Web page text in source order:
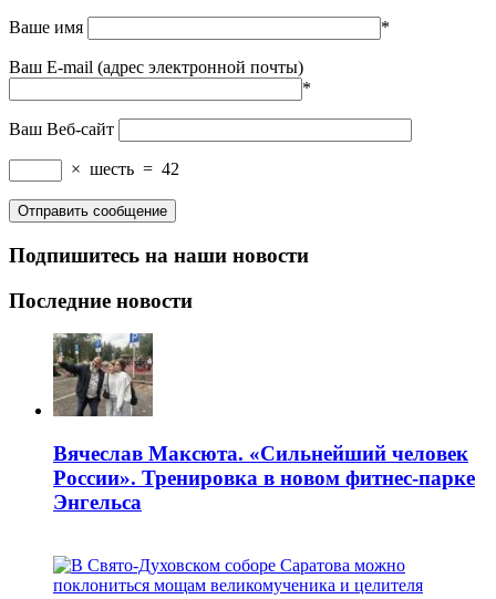
Ваше имя *
Ваш E-mail (адрес электронной почты)
*
Ваш Веб-сайт
× шесть = 42
Подпишитесь на наши новости
Последние новости
Вячеслав Максюта. «Сильнейший человек
России». Тренировка в новом фитнес-парке
Энгельса